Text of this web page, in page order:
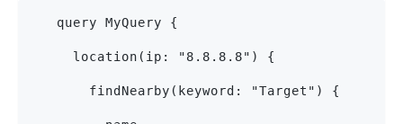
   query MyQuery {
     location(ip: "8.8.8.8") {
       findNearby(keyword: "Target") {